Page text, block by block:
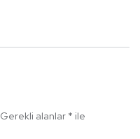
Gerekli alanlar * ile